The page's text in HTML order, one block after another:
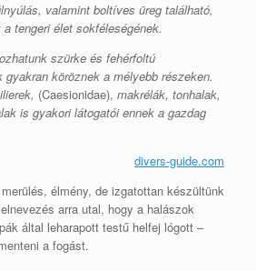
valamint boltíves üreg található,
tengeri élet sokféleségének.
szürke és fehérfoltú
köröznek a mélyebb részeken.
(Caesionidae), makrélák, tonhalak,
is gyakori látogatói ennek a gazdag
divers-guide.com
élmény, de izgatottan készültünk
arra utal, hogy a halászok
által leharapott testű helfej lógott –
a fogást.